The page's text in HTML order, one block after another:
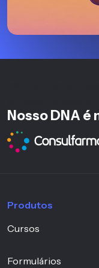
Nosso DNA é
Produtos
Cursos
Formulários